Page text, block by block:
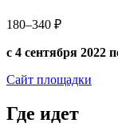
180–340 ₽
с 4 сентября 2022
Сайт площадки
Где идет